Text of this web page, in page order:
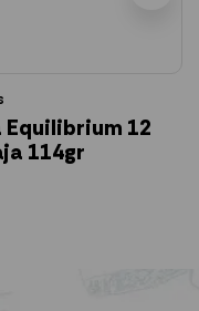
Equilibrium 12
114gr